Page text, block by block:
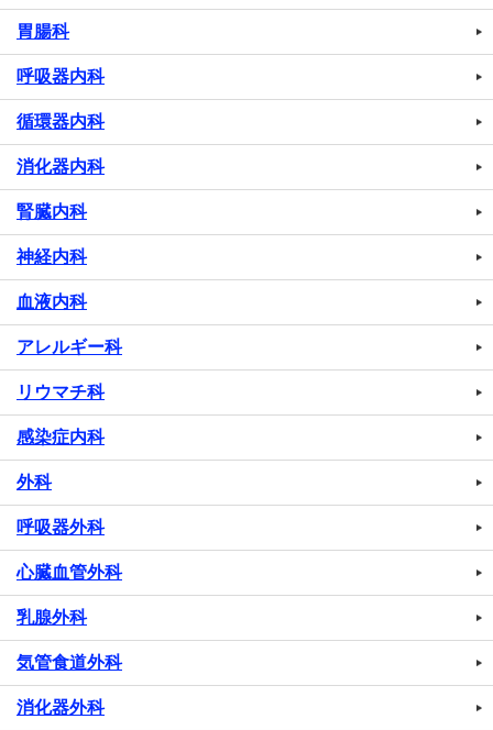
胃腸科
呼吸器内科
循環器内科
消化器内科
腎臓内科
神経内科
血液内科
アレルギー科
リウマチ科
感染症内科
外科
呼吸器外科
心臓血管外科
乳腺外科
気管食道外科
消化器外科